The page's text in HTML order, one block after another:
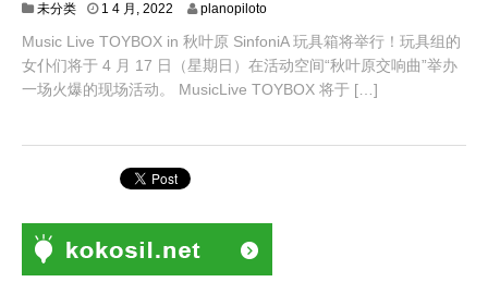
未分类 1 4 月, 2022
月
planopiloto
Music Live TOYBOX in 秋叶原 SinfoniA 玩具箱将举行！玩具组的
女仆们将于 4 月 17 日（星期日）在活动空间“秋叶原交响曲”举办
一场火爆的现场活动。 MusicLive TOYBOX 将于 […]